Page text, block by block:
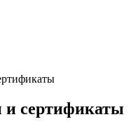
и сертификаты